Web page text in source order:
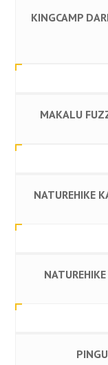
KINGCAMP
MAKALU
NATUREHIKE